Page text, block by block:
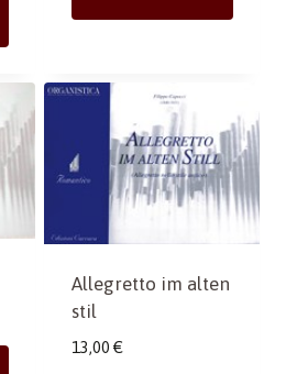
Allegretto im alten
stil
13,00 €